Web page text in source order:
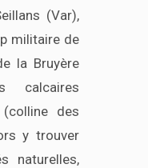
(Var),
militaire de
la Bruyère
calcaires
des
y trouver
naturelles,